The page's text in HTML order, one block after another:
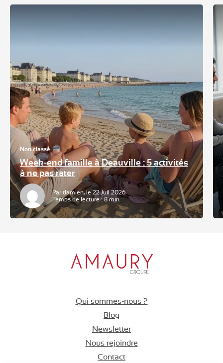
Non classé
Week-end famille à Deauville : 5 activités
à ne pas rater
Par damien, le 22 Juil 2026
Temps de lecture : 8 min.
Qui sommes-nous ?
Blog
Newsletter
Nous rejoindre
Contact